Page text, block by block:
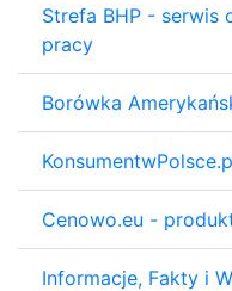
Strefa BHP - serwis
pracy
Borówka
Cenowo.eu -
Informacje, Fakty i